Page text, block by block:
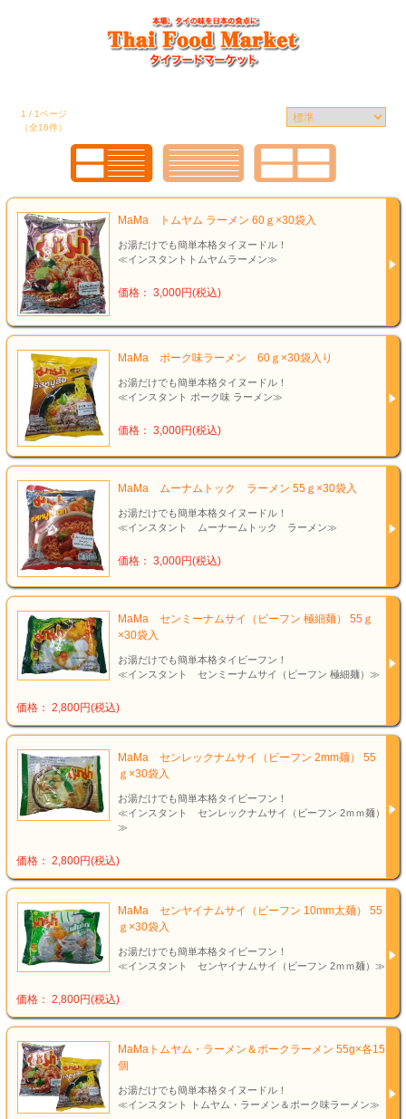
1 / 1ページ
（全16件）
MaMa トムヤム ラーメン 60ｇ×30袋入
お湯だけでも簡単本格タイヌードル！
≪インスタントトムヤムラーメン≫
価格： 3,000円(税込)
MaMa ポーク味ラーメン 60ｇ×30袋入り
お湯だけでも簡単本格タイヌードル！
≪インスタント ポーク味 ラーメン≫
価格： 3,000円(税込)
MaMa ムーナムトック ラーメン 55ｇ×30袋入
お湯だけでも簡単本格タイヌードル！
≪インスタント ムーナームトック ラーメン≫
価格： 3,000円(税込)
MaMa センミーナムサイ（ビーフン 極細麺） 55ｇ
×30袋入
お湯だけでも簡単本格タイビーフン！
≪インスタント センミーナムサイ（ビーフン 極細麺）≫
価格： 2,800円(税込)
MaMa センレックナムサイ（ビーフン 2mm麺） 55
ｇ×30袋入
お湯だけでも簡単本格タイビーフン！
≪インスタント センレックナムサイ（ビーフン 2ｍｍ麺）
≫
価格： 2,800円(税込)
MaMa センヤイナムサイ（ビーフン 10mm太麺） 55
ｇ×30袋入
お湯だけでも簡単本格タイビーフン！
≪インスタント センヤイナムサイ（ビーフン 2ｍｍ麺）≫
価格： 2,800円(税込)
MaMaトムヤム・ラーメン＆ポークラーメン 55g×各15
個
お湯だけでも簡単本格タイヌードル！
≪インスタント トムヤム・ラーメン＆ポーク味ラーメン≫